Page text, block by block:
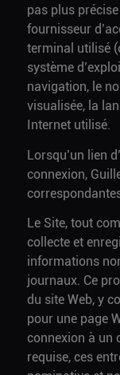
pas plus
fournisseur
terminal utilisé
système
navigation, le
visualisée, la
Internet utilisé.
Lorsqu’un lien
connexion,
Le Site, tout
collecte et
informations
journaux. Ce
du site Web, y
pour une page
connexion à un
requise, ces